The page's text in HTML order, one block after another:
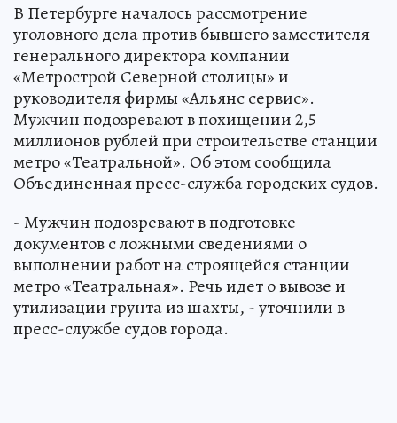
В Петербурге началось рассмотрение
уголовного дела против бывшего заместителя
генерального директора компании
«Метрострой Северной столицы» и
руководителя фирмы «Альянс сервис».
Мужчин подозревают в похищении 2,5
миллионов рублей при строительстве станции
метро «Театральной». Об этом сообщила
Объединенная пресс-служба городских судов.
- Мужчин подозревают в подготовке
документов с ложными сведениями о
выполнении работ на строящейся станции
метро «Театральная». Речь идет о вывозе и
утилизации грунта из шахты, - уточнили в
пресс-службе судов города.